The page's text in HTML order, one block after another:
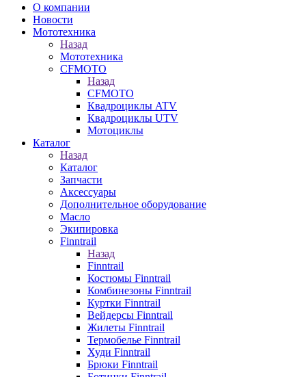
О компании
Новости
Мототехника
Назад
Мототехника
CFMOTO
Назад
CFMOTO
Квадроциклы ATV
Квадроциклы UTV
Мотоциклы
Каталог
Назад
Каталог
Запчасти
Аксессуары
Дополнительное оборудование
Масло
Экипировка
Finntrail
Назад
Finntrail
Костюмы Finntrail
Комбинезоны Finntrail
Куртки Finntrail
Вейдерсы Finntrail
Жилеты Finntrail
Термобелье Finntrail
Худи Finntrail
Брюки Finntrail